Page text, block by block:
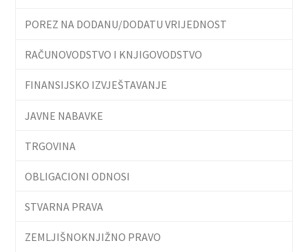
POREZ NA DODANU/DODATU VRIJEDNOST
RAČUNOVODSTVO I KNJIGOVODSTVO
FINANSIJSKO IZVJEŠTAVANJE
JAVNE NABAVKE
TRGOVINA
OBLIGACIONI ODNOSI
STVARNA PRAVA
ZEMLJIŠNOKNJIŽNO PRAVO